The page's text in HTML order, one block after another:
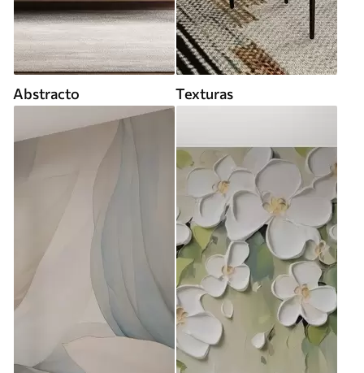
Abstracto Texturas